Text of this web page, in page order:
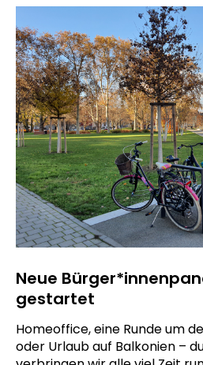
Neue
gestartet
Homeoffice, eine Runde um
oder Urlaub auf Balkonien –